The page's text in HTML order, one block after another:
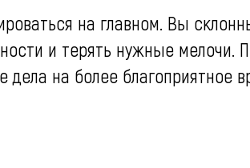
на главном. Вы
и терять нужные мелочи.
дела на более благоприятное